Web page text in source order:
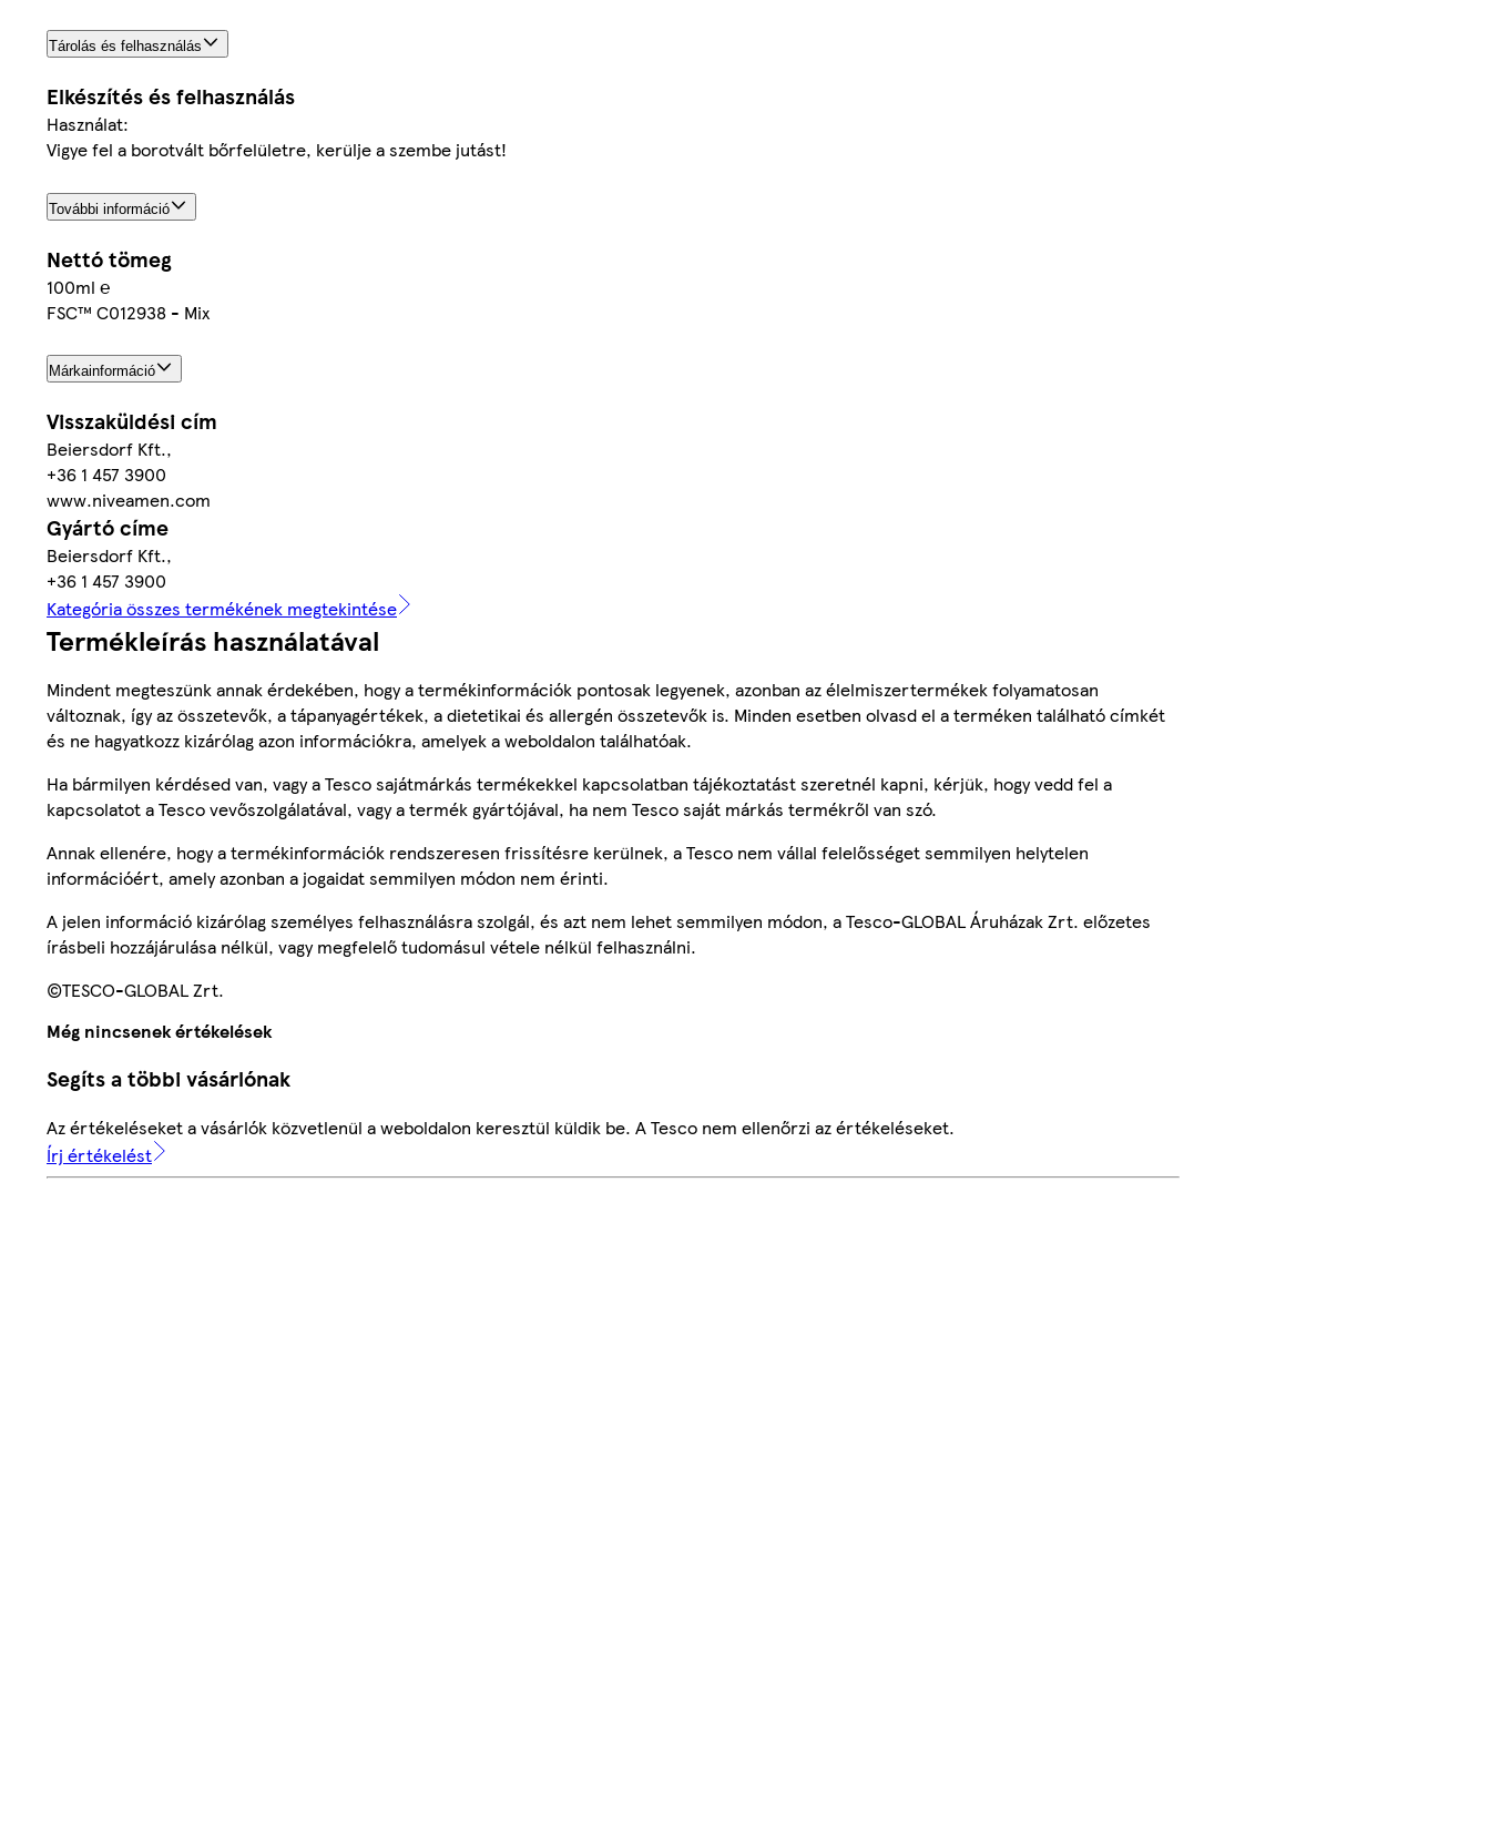
Tárolás és felhasználás
Elkészítés és felhasználás
Használat:
Vigye fel a borotvált bőrfelületre, kerülje a szembe jutást!
További információ
Nettó tömeg
100ml ℮
FSC™ C012938 - Mix
Márkainformáció
Visszaküldési cím
Beiersdorf Kft.,
+36 1 457 3900
www.niveamen.com
Gyártó címe
Beiersdorf Kft.,
+36 1 457 3900
Kategória összes termékének megtekintése
Termékleírás használatával
Mindent megteszünk annak érdekében, hogy a termékinformációk pontosak legyenek, azonban az élelmiszertermékek folyamatosan
változnak, így az összetevők, a tápanyagértékek, a dietetikai és allergén összetevők is. Minden esetben olvasd el a terméken található címkét
és ne hagyatkozz kizárólag azon információkra, amelyek a weboldalon találhatóak.
Ha bármilyen kérdésed van, vagy a Tesco sajátmárkás termékekkel kapcsolatban tájékoztatást szeretnél kapni, kérjük, hogy vedd fel a
kapcsolatot a Tesco vevőszolgálatával, vagy a termék gyártójával, ha nem Tesco saját márkás termékről van szó.
Annak ellenére, hogy a termékinformációk rendszeresen frissítésre kerülnek, a Tesco nem vállal felelősséget semmilyen helytelen
információért, amely azonban a jogaidat semmilyen módon nem érinti.
A jelen információ kizárólag személyes felhasználásra szolgál, és azt nem lehet semmilyen módon, a Tesco-GLOBAL Áruházak Zrt. előzetes
írásbeli hozzájárulása nélkül, vagy megfelelő tudomásul vétele nélkül felhasználni.
©TESCO-GLOBAL Zrt.
Még nincsenek értékelések
Segíts a többi vásárlónak
Az értékeléseket a vásárlók közvetlenül a weboldalon keresztül küldik be. A Tesco nem ellenőrzi az értékeléseket.
Írj értékelést